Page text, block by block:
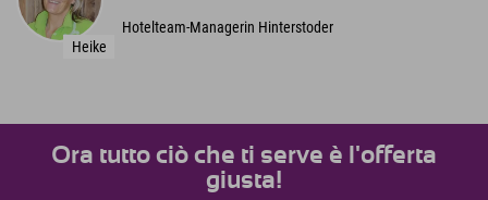
Heike
Hotelteam-Managerin Hinterstoder
Ora tutto ciò che ti serve è l'offerta
giusta!